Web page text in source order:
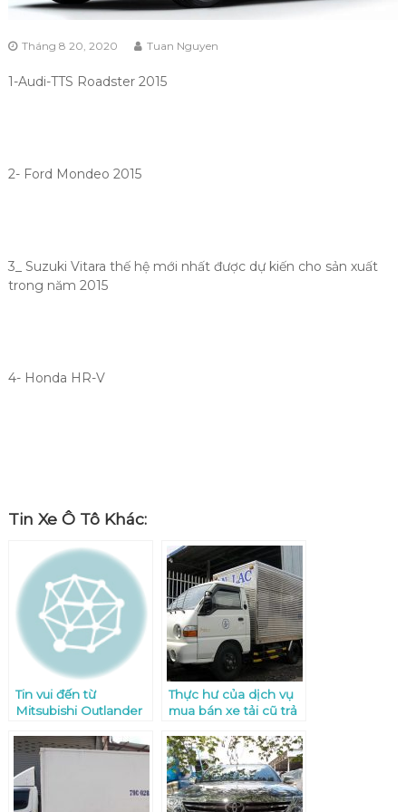
Tháng 8 20, 2020 Tuan Nguyen
1-Audi-TTS Roadster 2015
2- Ford Mondeo 2015
3_ Suzuki Vitara thế hệ mới nhất được dự kiến cho sản xuất
trong năm 2015
4- Honda HR-V
Tin Xe Ô Tô Khác:
Tin vui đến từ
Mitsubishi Outlander
chọn hơn cho SUV 5
chổ
Thực hư của dịch vụ
mua bán xe tải cũ trả